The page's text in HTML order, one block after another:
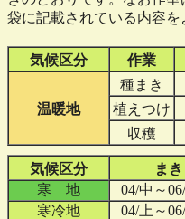
袋に記載されている内容を
気候区分 作業
温暖地
種まき
植えつけ
収穫
気候区分 ま
寒 地
04/中～
寒冷地
04/上～